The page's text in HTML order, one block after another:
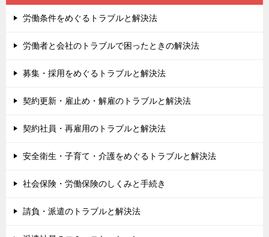
労働条件をめぐるトラブルと解決法
労働者と会社のトラブルで困ったときの解決法
募集・採用をめぐるトラブルと解決法
契約更新・雇止め・解雇のトラブルと解決法
契約社員・再雇用のトラブルと解決法
安全衛生・子育て・介護をめぐるトラブルと解決法
社会保険・労働保険のしくみと手続き
請負・派遣のトラブルと解決法